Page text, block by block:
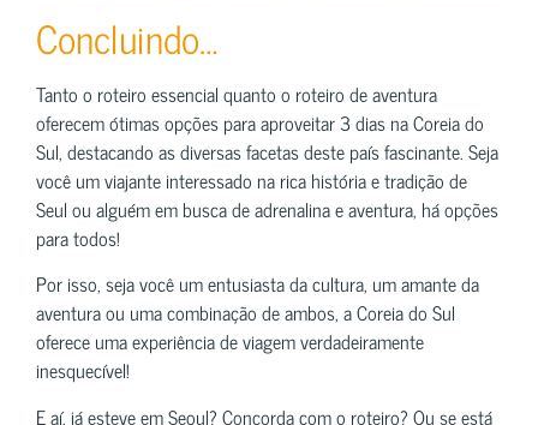
Concluindo…
Tanto o roteiro essencial quanto o roteiro de aventura
oferecem ótimas opções para aproveitar 3 dias na Coreia do
Sul, destacando as diversas facetas deste país fascinante. Seja
você um viajante interessado na rica história e tradição de
Seul ou alguém em busca de adrenalina e aventura, há opções
para todos!
Por isso, seja você um entusiasta da cultura, um amante da
aventura ou uma combinação de ambos, a Coreia do Sul
oferece uma experiência de viagem verdadeiramente
inesquecível!
E aí, já esteve em Seoul? Concorda com o roteiro? Ou se está